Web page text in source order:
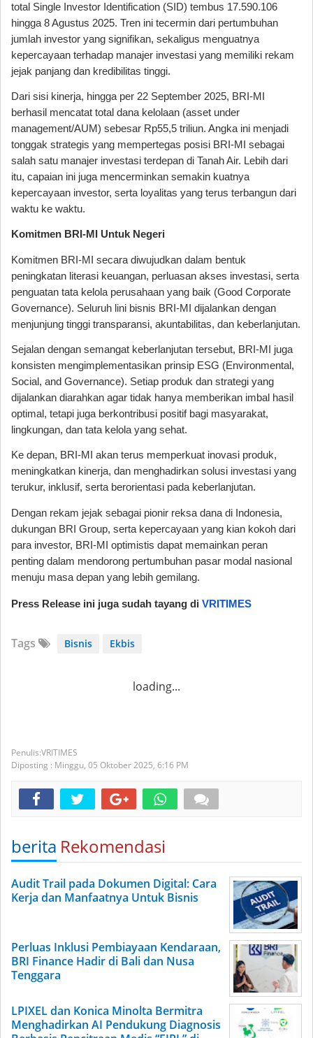
total Single Investor Identification (SID) tembus 17.590.106
hingga 8 Agustus 2025. Tren ini tecermin dari pertumbuhan
jumlah investor yang signifikan, sekaligus menguatnya
kepercayaan terhadap manajer investasi yang memiliki rekam
jejak panjang dan kredibilitas tinggi.
Dari sisi kinerja, hingga per 22 September 2025, BRI-MI
berhasil mencatat total dana kelolaan (asset under
management/AUM) sebesar Rp55,5 triliun. Angka ini menjadi
tonggak strategis yang mempertegas posisi BRI-MI sebagai
salah satu manajer investasi terdepan di Tanah Air. Lebih dari
itu, capaian ini juga mencerminkan semakin kuatnya
kepercayaan investor, serta loyalitas yang terus terbangun dari
waktu ke waktu.
Komitmen BRI-MI Untuk Negeri
Komitmen BRI-MI secara diwujudkan dalam bentuk
peningkatan literasi keuangan, perluasan akses investasi, serta
penguatan tata kelola perusahaan yang baik (Good Corporate
Governance). Seluruh lini bisnis BRI-MI dijalankan dengan
menjunjung tinggi transparansi, akuntabilitas, dan keberlanjutan.
Sejalan dengan semangat keberlanjutan tersebut, BRI-MI juga
konsisten mengimplementasikan prinsip ESG (Environmental,
Social, and Governance). Setiap produk dan strategi yang
dijalankan diarahkan agar tidak hanya memberikan imbal hasil
optimal, tetapi juga berkontribusi positif bagi masyarakat,
lingkungan, dan tata kelola yang sehat.
Ke depan, BRI-MI akan terus memperkuat inovasi produk,
meningkatkan kinerja, dan menghadirkan solusi investasi yang
terukur, inklusif, serta berorientasi pada keberlanjutan.
Dengan rekam jejak sebagai pionir reksa dana di Indonesia,
dukungan BRI Group, serta kepercayaan yang kian kokoh dari
para investor, BRI-MI optimistis dapat memainkan peran
penting dalam mendorong pertumbuhan pasar modal nasional
menuju masa depan yang lebih gemilang.
Press Release ini juga sudah tayang di VRITIMES
Tags Bisnis Ekbis
loading...
VRITIMES
Diposting : Minggu, 05 Oktober 2025, 6:16 PM
berita Rekomendasi
Audit Trail pada Dokumen Digital: Cara
Kerja dan Manfaatnya Untuk Bisnis
Perluas Inklusi Pembiayaan Kendaraan,
BRI Finance Hadir di Bali dan Nusa
Tenggara
LPIXEL dan Konica Minolta Bermitra
Menghadirkan AI Pendukung Diagnosis